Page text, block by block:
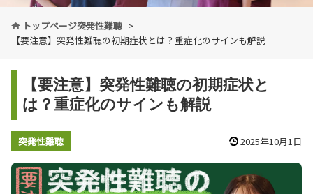
トップページ突発性難聴
【要注意】突発性難聴の初期症状とは？重症化のサインも解説
【要注意】突発性難聴の初期症状と
は？重症化のサインも解説
突発性難聴 2025年10月1日